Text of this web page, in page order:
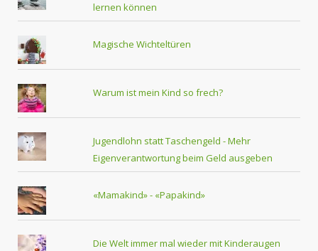
lernen können
Magische Wichteltüren
Warum ist mein Kind so frech?
Jugendlohn statt Taschengeld - Mehr
Eigenverantwortung beim Geld ausgeben
«Mamakind» - «Papakind»
Die Welt immer mal wieder mit Kinderaugen